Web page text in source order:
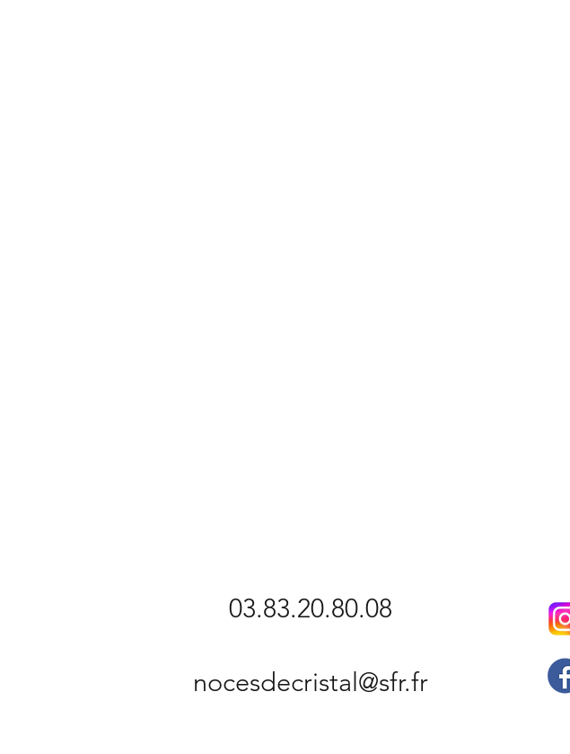
​03.83.20.80.08
nocesdecristal@sfr.fr